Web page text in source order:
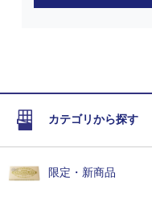
カテゴリから探す
限定・新商品